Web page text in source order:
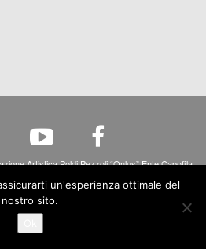
Artistica Poldi Pezzoli “Onlus” Ente Capofila
un'esperienza ottimale del
nostro sito.